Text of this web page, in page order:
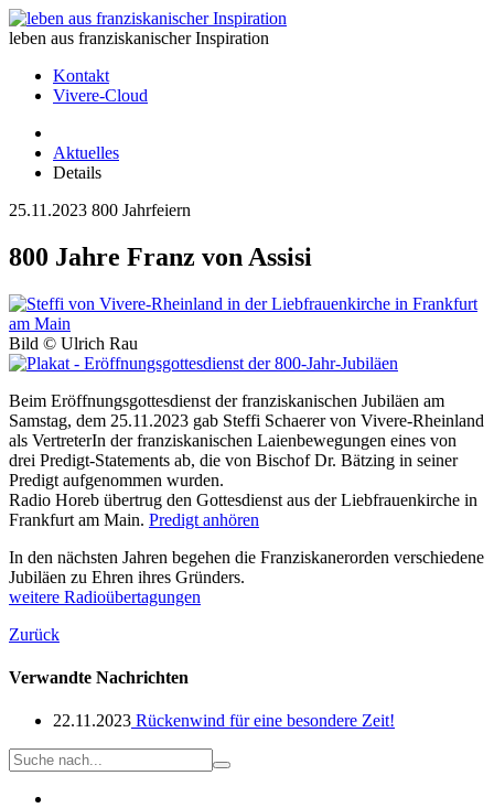
leben aus franziskanischer Inspiration
Kontakt
Vivere-Cloud
Aktuelles
Details
25.11.2023 800 Jahrfeiern
800 Jahre Franz von Assisi
Bild © Ulrich Rau
Beim Eröffnungsgottesdienst der franziskanischen Jubiläen am
Samstag, dem 25.11.2023 gab Steffi Schaerer von Vivere-Rheinland
als VertreterIn der franziskanischen Laienbewegungen eines von
drei Predigt-Statements ab, die von Bischof Dr. Bätzing in seiner
Predigt aufgenommen wurden.
Radio Horeb übertrug den Gottesdienst aus der Liebfrauenkirche in
Frankfurt am Main. Predigt anhören
In den nächsten Jahren begehen die Franziskanerorden verschiedene
Jubiläen zu Ehren ihres Gründers.
weitere Radioübertagungen
Zurück
Verwandte Nachrichten
22.11.2023 Rückenwind für eine besondere Zeit!